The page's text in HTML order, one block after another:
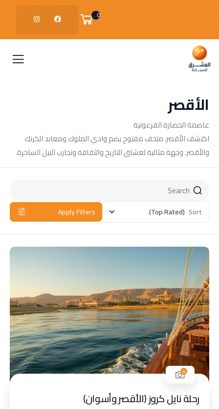
0
الأقصر
عاصمة الحضارة الفرعونية
اكتشف الأقصر، متحف مفتوح يضم وادي الملوك ومعابد الكرنك
والأقصر. وجهة مثالية لعشاق التاريخ والثقافة وتجارب النيل الساحرة.
Sort
(Top Rated)
Apply Filters
4
رحلة نايل كروز (الأقصر وأسوان)